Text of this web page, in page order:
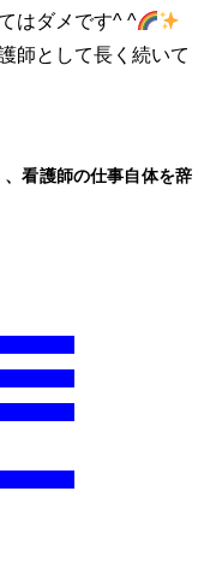
はダメです^ ^
師として長く続いて
看護師の仕事自体を辞